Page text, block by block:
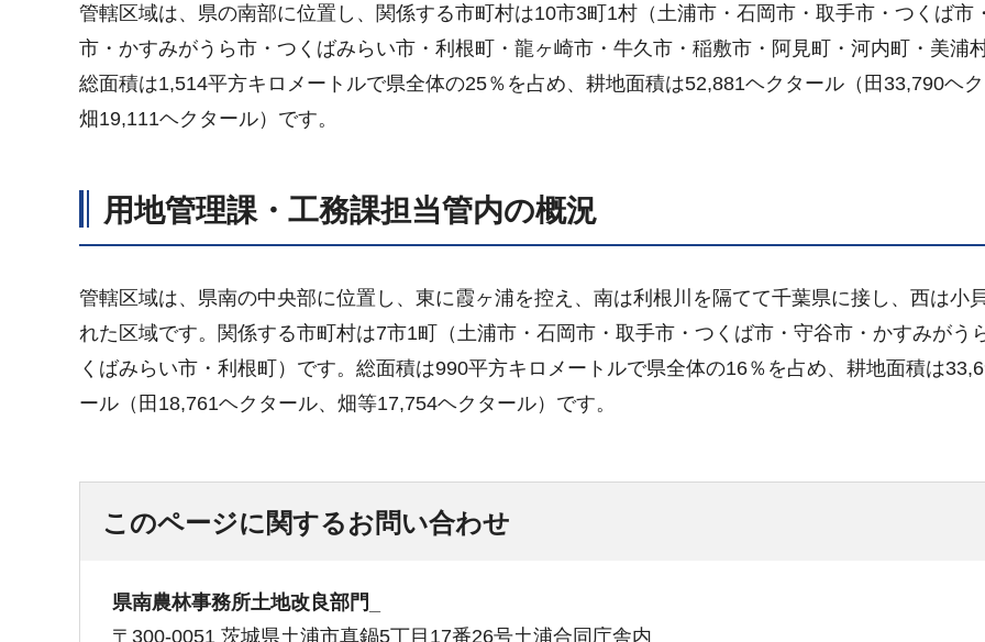
管轄区域は、県の南部に位置し、関係する市町村は10市3町1村（土浦市・石岡市・取手市・つくば市
市・かすみがうら市・つくばみらい市・利根町・龍ヶ崎市・牛久市・稲敷市・阿見町・河内町・美浦
総面積は1,514平方キロメートルで県全体の25％を占め、耕地面積は52,881ヘクタール（田33,790ヘ
畑19,111ヘクタール）です。
用地管理課・工務課担当管内の概況
管轄区域は、県南の中央部に位置し、東に霞ヶ浦を控え、南は利根川を隔てて千葉県に接し、西は小
れた区域です。関係する市町村は7市1町（土浦市・石岡市・取手市・つくば市・守谷市・かすみがう
くばみらい市・利根町）です。総面積は990平方キロメートルで県全体の16％を占め、耕地面積は
ール（田18,761ヘクタール、畑等17,754ヘクタール）です。
このページに関するお問い合わせ
県南農林事務所土地改良部門_
〒300-0051 茨城県土浦市真鍋5丁目17番26号土浦合同庁舎内